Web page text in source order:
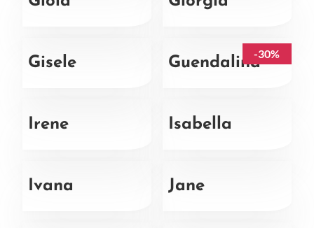
Gisele
-30%
Guendalina
Irene Isabella
Ivana Jane